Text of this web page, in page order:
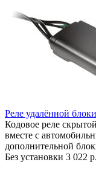
Реле удалённой
Кодовое реле
вместе с
дополнительной
Без установки 3 022 р.